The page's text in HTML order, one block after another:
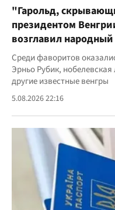
"Гарольд,
президентом
возглавил
Среди фаворитов
Эрньо Рубик,
другие известные венгры
5.08.2026 22:16